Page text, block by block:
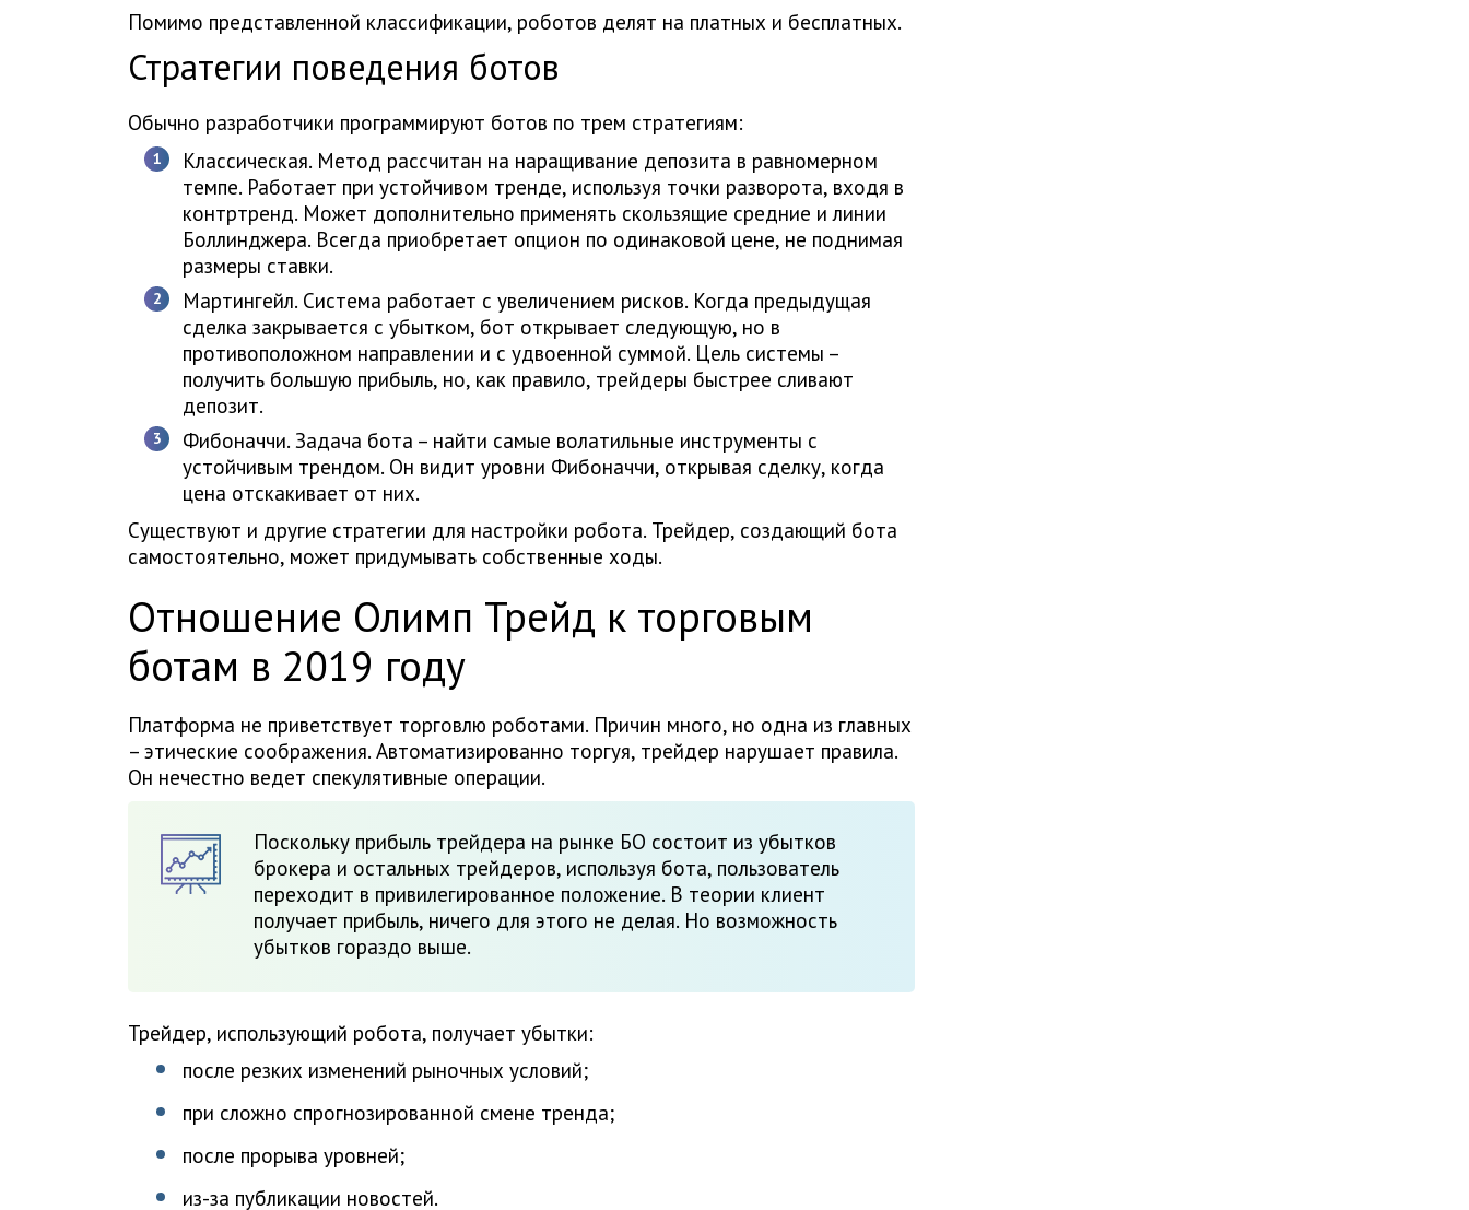
Помимо представленной классификации, роботов делят на платных и бесплатных.
Стратегии поведения ботов
Обычно разработчики программируют ботов по трем стратегиям:
Классическая. Метод рассчитан на наращивание депозита в равномерном
темпе. Работает при устойчивом тренде, используя точки разворота, входя в
контртренд. Может дополнительно применять скользящие средние и линии
Боллинджера. Всегда приобретает опцион по одинаковой цене, не поднимая
размеры ставки.
Мартингейл. Система работает с увеличением рисков. Когда предыдущая
сделка закрывается с убытком, бот открывает следующую, но в
противоположном направлении и с удвоенной суммой. Цель системы –
получить большую прибыль, но, как правило, трейдеры быстрее сливают
депозит.
Фибоначчи. Задача бота – найти самые волатильные инструменты с
устойчивым трендом. Он видит уровни Фибоначчи, открывая сделку, когда
цена отскакивает от них.
Существуют и другие стратегии для настройки робота. Трейдер, создающий бота
самостоятельно, может придумывать собственные ходы.
Отношение Олимп Трейд к торговым
ботам в 2019 году
Платформа не приветствует торговлю роботами. Причин много, но одна из главных
– этические соображения. Автоматизированно торгуя, трейдер нарушает правила.
Он нечестно ведет спекулятивные операции.
Поскольку прибыль трейдера на рынке БО состоит из убытков
брокера и остальных трейдеров, используя бота, пользователь
переходит в привилегированное положение. В теории клиент
получает прибыль, ничего для этого не делая. Но возможность
убытков гораздо выше.
Трейдер, использующий робота, получает убытки:
после резких изменений рыночных условий;
при сложно спрогнозированной смене тренда;
после прорыва уровней;
из-за публикации новостей.